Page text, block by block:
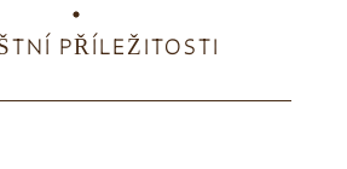
PŘÍLEŽITOSTI